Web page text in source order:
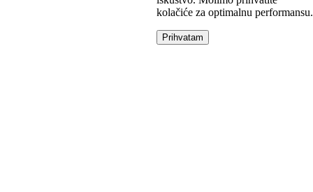
kolačiće za optimalnu performansu.
Prihvatam